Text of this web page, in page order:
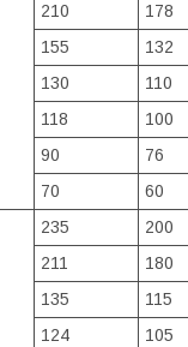
210 178
155 132
130 110
118 100
90 76
70 60
235 200
211 180
135 115
124 105